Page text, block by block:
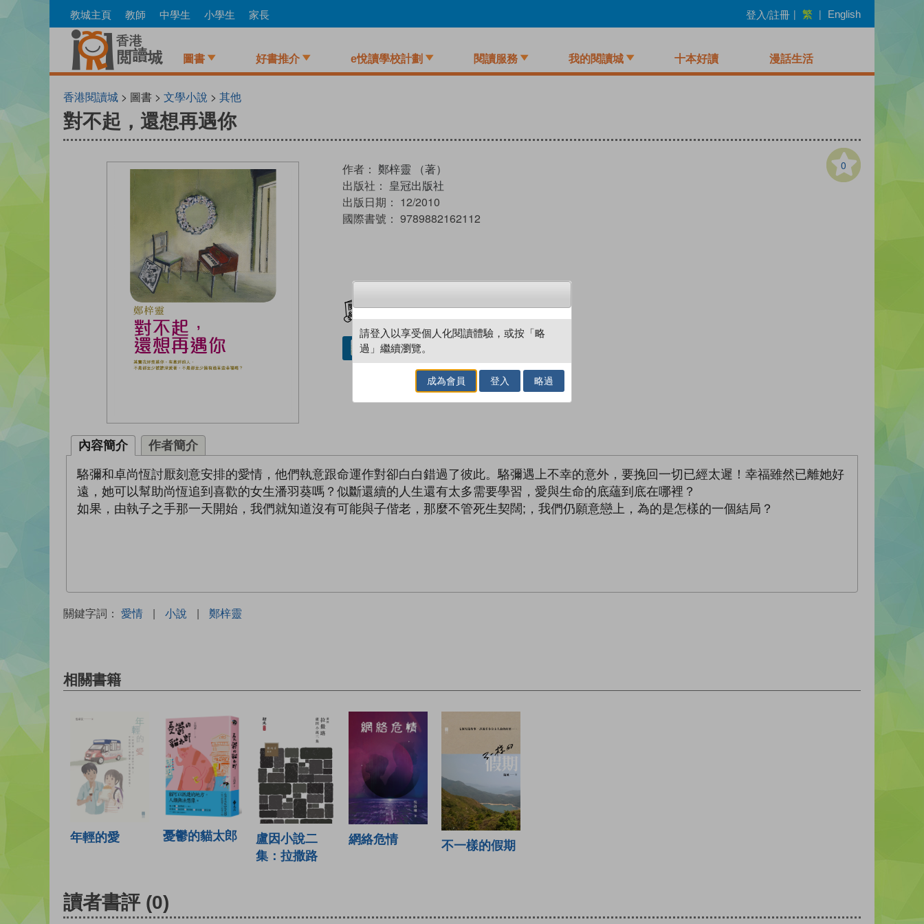
to
教城主頁 教師 中學生 小學生 家長 登入/註冊 | 繁 | English
圖書 好書推介 e悅讀學校計劃 閱讀服務 我的閱讀城 十本好讀 漫話生活
香港閱讀城 > 圖書 > 文學小說 > 其他
對不起，還想再遇你
0
作者： 鄭梓靈 （著）
出版社： 皇冠出版社
出版日期： 12/2010
國際書號： 9789882162112
借閱實體書
內容簡介 作者簡介
駱彌和卓尚恆討厭刻意安排的愛情，他們執意跟命運作對卻白白錯過了彼此。駱彌遇上不幸的意外，要挽回一切已經太遲！幸福雖然已離她好
遠，她可以幫助尚恆追到喜歡的女生潘羽葵嗎？似斷還續的人生還有太多需要學習，愛與生命的底蘊到底在哪裡？
如果，由執子之手那一天開始，我們就知道沒有可能與子偕老，那麼不管死生契闊;，我們仍願意戀上，為的是怎樣的一個結局？
關鍵字詞： 愛情 | 小說 | 鄭梓靈
相關書籍
年輕的愛 憂鬱的貓太郎
盧因小說二
集：拉撒路
網絡危情 不一樣的假期
讀者書評 (0)
請登入以享受個人化閱讀體驗，或按「略
過」繼續瀏覽。
成為會員 登入 略過